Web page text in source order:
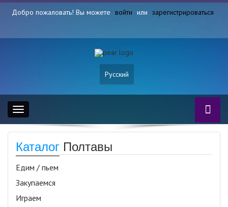
Добро пожаловать! Вы можете войти или зарегистрироваться
Русский
Toggle
navigation
Каталог Полтавы
Едим / пьем
Закупаемся
Играем